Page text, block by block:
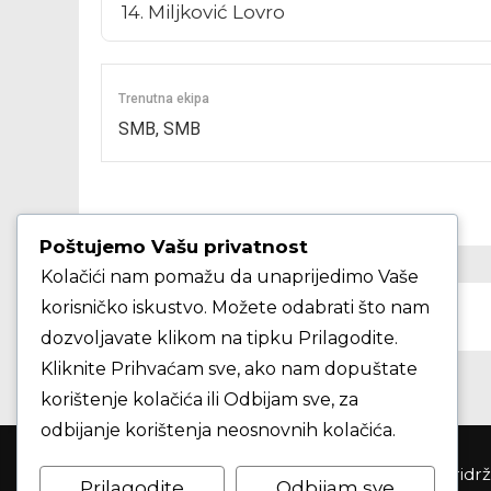
Trenutna ekipa
SMB, SMB
PRETHODNO
Matijaščić Marko
Košarkaški klub Samobor ©2026. Sva prva
Poštujemo Vašu privatnost
Kolačići nam pomažu da unaprijedimo Vaše
korisničko iskustvo. Možete odabrati što nam
dozvoljavate klikom na tipku Prilagodite.
Kliknite Prihvaćam sve, ako nam dopuštate
korištenje kolačića ili Odbijam sve, za
odbijanje korištenja neosnovnih kolačića.